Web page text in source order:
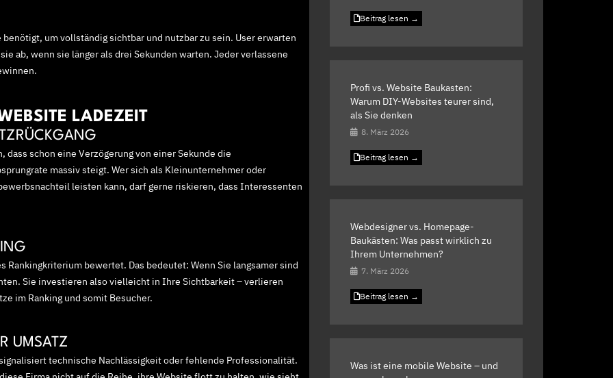
um vollständig sichtbar und nutzbar zu sein. User erwarten
ab, wenn sie länger als drei Sekunden warten. Jeder verlassene
LADEZEIT
schon eine Verzögerung von einer Sekunde die
massiv steigt. Wer sich als Kleinunternehmer oder
leisten kann, darf gerne riskieren, dass Interessenten
Rankingkriterium bewertet. Das bedeutet: Wenn Sie langsamer sind
Sie investieren also vielleicht in Ihre Sichtbarkeit – verlieren
im Ranking und somit Besucher.
UMSATZ
technische Nachlässigkeit oder fehlende Professionalität.
Beitrag lesen →
Profi vs. Website Baukasten:
Warum DIY-Websites teurer sind,
als Sie denken
8. März 2026
Beitrag lesen →
Webdesigner vs. Homepage-
Baukästen: Was passt wirklich zu
Ihrem Unternehmen?
7. März 2026
Beitrag lesen →
Was ist eine mobile Website – und